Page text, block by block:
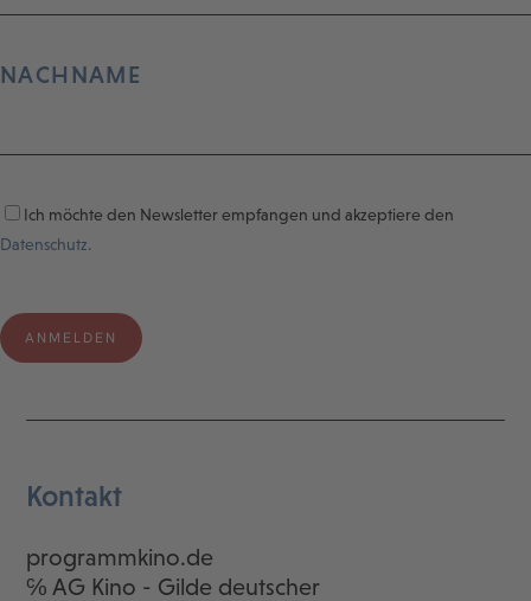
NACHNAME
Ich möchte den Newsletter empfangen und akzeptiere den
Datenschutz.
Kontakt
programmkino.de
℅ AG Kino - Gilde deutscher